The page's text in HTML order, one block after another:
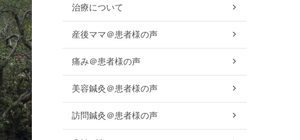
治療について
産後ママ＠患者様の声
痛み＠患者様の声
美容鍼灸＠患者様の声
訪問鍼灸＠患者様の声